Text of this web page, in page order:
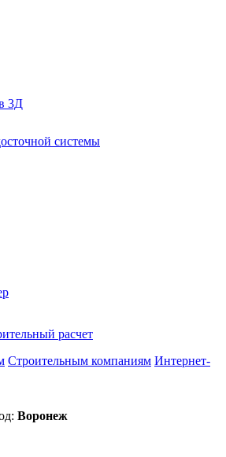
3Д
системы
расчет
Строительным компаниям Интернет-
Воронеж